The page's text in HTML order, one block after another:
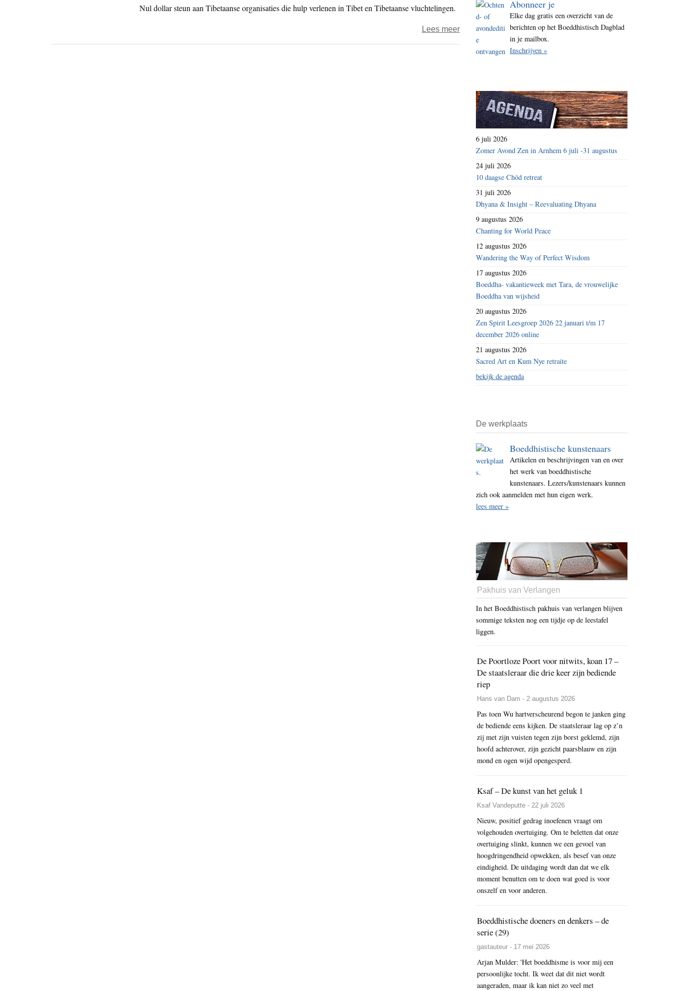
i
t
Nul dollar steun aan Tibetaanse organisaties die hulp verlenen in Tibet en Tibetaanse vluchtelingen.
Lees meerover
Amerikaanse
regering
Tibetanen
Abonneer je
Elke dag gratis een overzicht van de
berichten op het Boeddhistisch Dagblad
in je mailbox.
Inschrijven »
6 juli 2026
Zomer Avond Zen in Arnhem 6 juli -31 augustus
24 juli 2026
10 daagse Chöd retreat
31 juli 2026
Dhyana & Insight – Reevaluating Dhyana
9 augustus 2026
Chanting for World Peace
12 augustus 2026
Wandering the Way of Perfect Wisdom
17 augustus 2026
Boeddha- vakantieweek met Tara, de vrouwelijke
Boeddha van wijsheid
20 augustus 2026
Zen Spirit Leesgroep 2026 22 januari t/m 17
december 2026 online
21 augustus 2026
Sacred Art en Kum Nye retraite
bekijk de agenda
De werkplaats
Boeddhistische kunstenaars
Artikelen en beschrijvingen van en over
het werk van boeddhistische
kunstenaars. Lezers/kunstenaars kunnen
zich ook aanmelden met hun eigen werk.
lees meer »
Pakhuis van Verlangen
In het Boeddhistisch pakhuis van verlangen blijven
sommige teksten nog een tijdje op de leestafel
liggen.
De Poortloze Poort voor nitwits, koan 17 –
De staatsleraar die drie keer zijn bediende
riep
Hans van Dam - 2 augustus 2026
Pas toen Wu hartverscheurend begon te janken ging
de bediende eens kijken. De staatsleraar lag op z’n
zij met zijn vuisten tegen zijn borst geklemd, zijn
hoofd achterover, zijn gezicht paarsblauw en zijn
mond en ogen wijd opengesperd.
Ksaf – De kunst van het geluk 1
Ksaf Vandeputte - 22 juli 2026
Nieuw, positief gedrag inoefenen vraagt om
volgehouden overtuiging. Om te beletten dat onze
overtuiging slinkt, kunnen we een gevoel van
hoogdringendheid opwekken, als besef van onze
eindigheid. De uitdaging wordt dan dat we elk
moment benutten om te doen wat goed is voor
onszelf en voor anderen.
Boeddhistische doeners en denkers – de
serie (29)
gastauteur - 17 mei 2026
Arjan Mulder: 'Het boeddhisme is voor mij een
persoonlijke tocht. Ik weet dat dit niet wordt
aangeraden, maar ik kan niet zo veel met